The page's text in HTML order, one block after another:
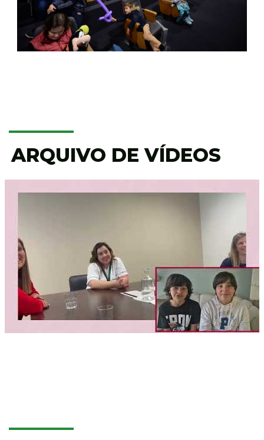
ARQUIVO DE VÍDEOS